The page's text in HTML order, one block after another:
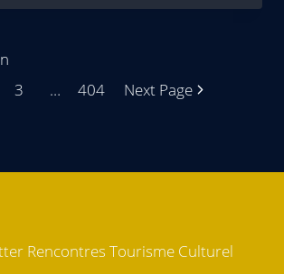
3 … 404 Next Page
Rencontres Tourisme Culturel